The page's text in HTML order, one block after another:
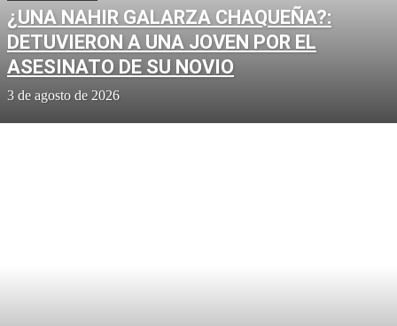
¿UNA NAHIR GALARZA CHAQUEÑA?:
DETUVIERON A UNA JOVEN POR EL
ASESINATO DE SU NOVIO
3 de agosto de 2026